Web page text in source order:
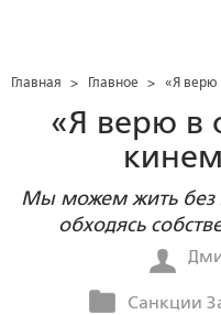
Главная > Главное > «Я верю
«Я верю в
Мы можем жить без
обходясь
Санкции